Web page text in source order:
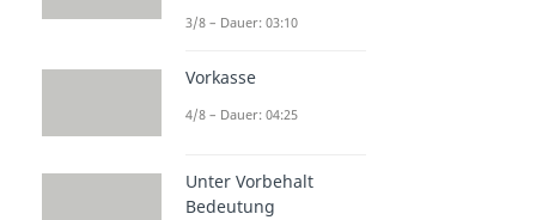
3/8 – Dauer: 03:10
Vorkasse
4/8 – Dauer: 04:25
Unter Vorbehalt
Bedeutung